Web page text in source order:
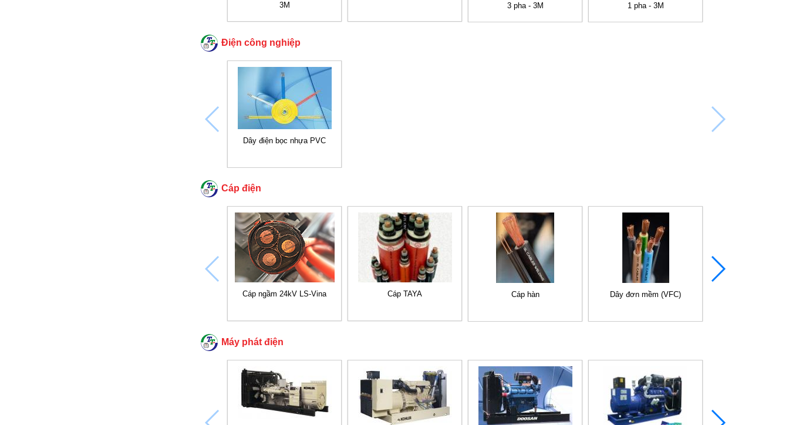
3M
3 pha - 3M
1 pha - 3M
Điện công nghiệp
Dây điện bọc nhựa PVC
Cáp điện
Cáp ngầm 24kV LS-Vina Cáp TAYA Cáp hàn Dây đơn mềm (VFC)
Máy phát điện